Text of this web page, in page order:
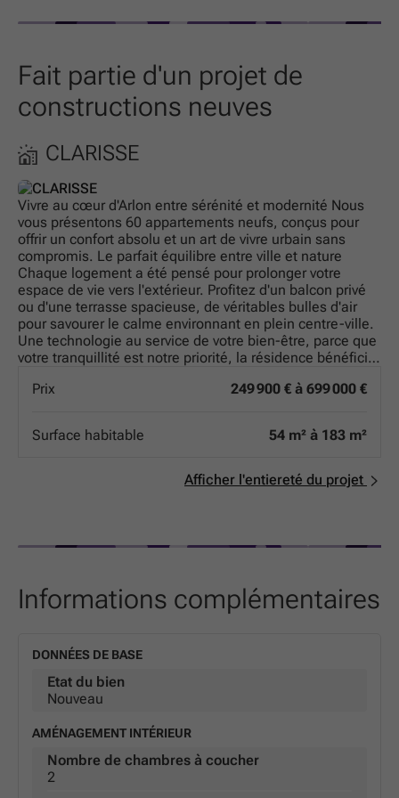
Fait partie d'un projet de
constructions neuves
CLARISSE
Vivre au cœur d'Arlon entre sérénité et modernité Nous
vous présentons 60 appartements neufs, conçus pour
offrir un confort absolu et un art de vivre urbain sans
compromis. Le parfait équilibre entre ville et nature
Chaque logement a été pensé pour prolonger votre
espace de vie vers l'extérieur. Profitez d'un balcon privé
ou d'une terrasse spacieuse, de véritables bulles d'air
pour savourer le calme environnant en plein centre-ville.
Une technologie au service de votre bien-être, parce que
votre tranquillité est notre priorité, la résidence bénéficie
de haute performance : pour un intérieur douillet en
Isolation phonique de pointe : pour vous garantir un
cocon de silence, loin de l'agitation urbaine. Que vous
allient esthétique contemporaine et durabilité au cœur
de l'une des villes les plus dynamiques de la région. Ne
Prix 249 900 € à 699 000 €
Surface habitable 54 m² à 183 m²
Afficher l'entiereté du projet
Informations complémentaires
DONNÉES DE BASE
Etat du bien
Nouveau
AMÉNAGEMENT INTÉRIEUR
Nombre de chambres à coucher
2